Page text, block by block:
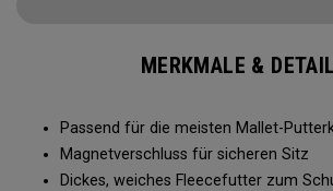
MERKMALE &
Passend für die meisten Mallet-
Magnetverschluss für sicheren Sitz
Dickes, weiches Fleecefutter zum